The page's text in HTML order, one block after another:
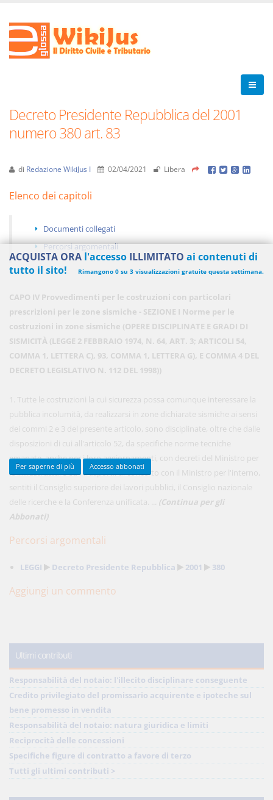
Decreto Presidente Repubblica del 2001
numero 380 art. 83
di Redazione WikiJus I 02/04/2021 Libera
Elenco dei capitoli
Documenti collegati
Percorsi argomentali
CAPO IV Provvedimenti per le costruzioni con particolari
prescrizioni per le zone sismiche - SEZIONE I Norme per le
costruzioni in zone sismiche (OPERE DISCIPLINATE E GRADI DI
SISMICITÀ (LEGGE 2 FEBBRAIO 1974, N. 64, ART. 3; ARTICOLI 54,
COMMA 1, LETTERA C), 93, COMMA 1, LETTERA G), E COMMA 4 DEL
DECRETO LEGISLATIVO N. 112 DEL 1998))
1. Tutte le costruzioni la cui sicurezza possa comunque interessare la
pubblica incolumità, da realizzarsi in zone dichiarate sismiche ai sensi
dei commi 2 e 3 del presente articolo, sono disciplinate, oltre che dalle
disposizioni di cui all'articolo 52, da specifiche norme tecniche
emanate, anche per i loro aggiornamenti, con decreti del Ministro per
le infrastrutture ed i trasporti, di concerto con il Ministro per l'interno,
sentiti il Consiglio superiore dei lavori pubblici, il Consiglio nazionale
delle ricerche e la Conferenza unificata. ... (Continua per gli
Abbonati)
Percorsi argomentali
LEGGI Decreto Presidente Repubblica 2001 380
Aggiungi un commento
Ultimi contributi
Responsabilità del notaio: l'illecito disciplinare conseguente
Credito privilegiato del promissario acquirente e ipoteche sul
bene promesso in vendita
Responsabilità del notaio: natura giuridica e limiti
Reciprocità delle concessioni
Specifiche figure di contratto a favore di terzo
Tutti gli ultimi contributi >
ACQUISTA ORA l'accesso ILLIMITATO ai contenuti di
tutto il sito!
Rimangono 0 su 3 visualizzazioni gratuite questa settimana.
450,00 € ANNUALI
anziché570.00€, risparmi il 21%!
Acquista ora
Acquista ora
Per saperne di più Accesso abbonati